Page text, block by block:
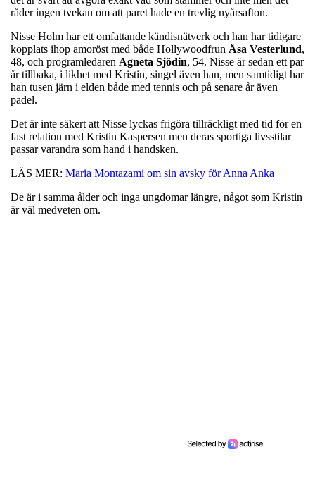
råder ingen tvekan om att paret hade en trevlig nyårsafton.
Nisse Holm har ett omfattande kändisnätverk och han har tidigare
kopplats ihop amoröst med både Hollywoodfrun Åsa Vesterlund,
48, och programledaren Agneta Sjödin, 54. Nisse är sedan ett par
år tillbaka, i likhet med Kristin, singel även han, men samtidigt har
han tusen järn i elden både med tennis och på senare år även
padel.
Det är inte säkert att Nisse lyckas frigöra tillräckligt med tid för en
fast relation med Kristin Kaspersen men deras sportiga livsstilar
passar varandra som hand i handsken.
LÄS MER: Maria Montazami om sin avsky för Anna Anka
De är i samma ålder och inga ungdomar längre, något som Kristin
är väl medveten om.